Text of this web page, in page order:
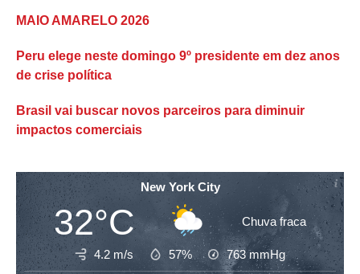
MAIO AMARELO 2026
Peru elege neste domingo 9º presidente em dez anos
de crise política
Brasil vai buscar novos parceiros para diminuir
impactos comerciais
New York City
32°C Chuva fraca
4.2 m/s 57% 763mmHg